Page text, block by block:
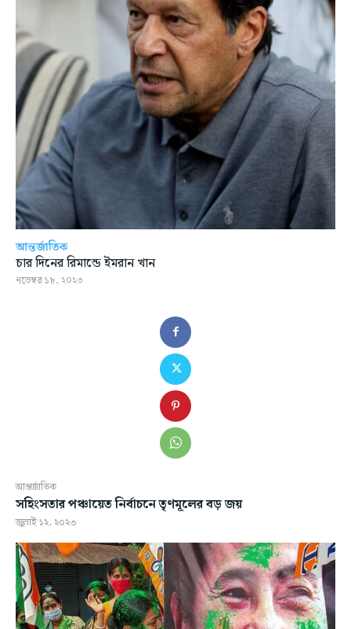
আন্তর্জাতিক
সহিংসতার পঞ্চায়েত নির্বাচনে তৃণমূলের বড় জয়
জুলাই ১২, ২০২৩
আন্তর্জাতিক
চার দিনের রিমান্ডে ইমরান খান
নভেম্বর ১৮, ২০২৩